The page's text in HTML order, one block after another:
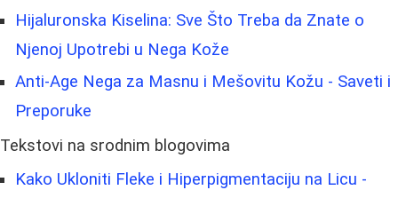
Hijaluronska Kiselina: Sve Što Treba da Znate o
Njenoj Upotrebi u Nega Kože
Anti-Age Nega za Masnu i Mešovitu Kožu - Saveti i
Preporuke
Tekstovi na srodnim blogovima
Kako Ukloniti Fleke i Hiperpigmentaciju na Licu -